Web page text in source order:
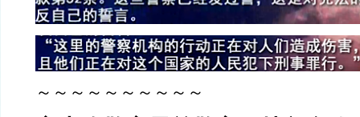
～～～～～～～～～～